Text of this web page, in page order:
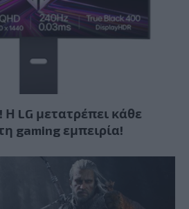
Η LG μετατρέπει κάθε
gaming εμπειρία!